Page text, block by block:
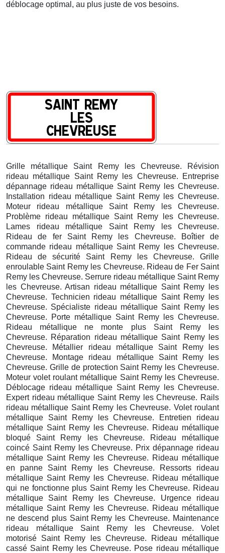
déblocage optimal, au plus juste de vos besoins.
Grille métallique Saint Remy les Chevreuse. Révision
rideau métallique Saint Remy les Chevreuse. Entreprise
dépannage rideau métallique Saint Remy les Chevreuse.
Installation rideau métallique Saint Remy les Chevreuse.
Moteur rideau métallique Saint Remy les Chevreuse.
Problème rideau métallique Saint Remy les Chevreuse.
Lames rideau métallique Saint Remy les Chevreuse.
Rideau de fer Saint Remy les Chevreuse. Boîtier de
commande rideau métallique Saint Remy les Chevreuse.
Rideau de sécurité Saint Remy les Chevreuse. Grille
enroulable Saint Remy les Chevreuse. Rideau de Fer Saint
Remy les Chevreuse. Serrure rideau métallique Saint Remy
les Chevreuse. Artisan rideau métallique Saint Remy les
Chevreuse. Technicien rideau métallique Saint Remy les
Chevreuse. Spécialiste rideau métallique Saint Remy les
Chevreuse. Porte métallique Saint Remy les Chevreuse.
Rideau métallique ne monte plus Saint Remy les
Chevreuse. Réparation rideau métallique Saint Remy les
Chevreuse. Métallier rideau métallique Saint Remy les
Chevreuse. Montage rideau métallique Saint Remy les
Chevreuse. Grille de protection Saint Remy les Chevreuse.
Moteur volet roulant métallique Saint Remy les Chevreuse.
Déblocage rideau métallique Saint Remy les Chevreuse.
Expert rideau métallique Saint Remy les Chevreuse. Rails
rideau métallique Saint Remy les Chevreuse. Volet roulant
métallique Saint Remy les Chevreuse. Entretien rideau
métallique Saint Remy les Chevreuse. Rideau métallique
bloqué Saint Remy les Chevreuse. Rideau métallique
coincé Saint Remy les Chevreuse. Prix dépannage rideau
métallique Saint Remy les Chevreuse. Rideau métallique
en panne Saint Remy les Chevreuse. Ressorts rideau
métallique Saint Remy les Chevreuse. Rideau métallique
qui ne fonctionne plus Saint Remy les Chevreuse. Rideau
métallique Saint Remy les Chevreuse. Urgence rideau
métallique Saint Remy les Chevreuse. Rideau métallique
ne descend plus Saint Remy les Chevreuse. Maintenance
rideau métallique Saint Remy les Chevreuse. Volet
motorisé Saint Remy les Chevreuse. Rideau métallique
cassé Saint Remy les Chevreuse. Pose rideau métallique